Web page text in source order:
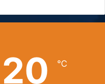
20 ℃